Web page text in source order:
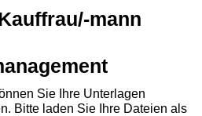
mann
Sie Ihre Unterlagen
Bitte laden Sie Ihre Dateien als